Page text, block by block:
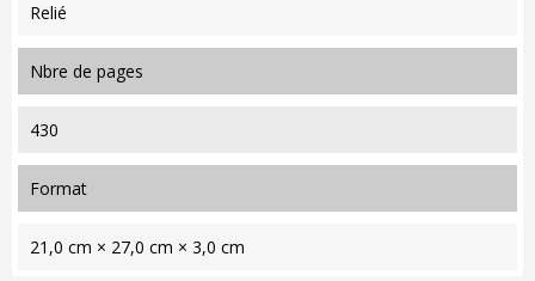
Relié
nbre de pages
430
format
21,0 cm × 27,0 cm × 3,0 cm